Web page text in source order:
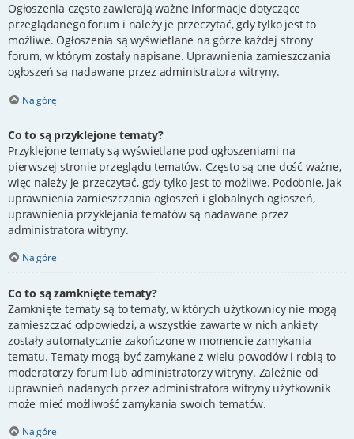
Ogłoszenia często zawierają ważne informacje dotyczące
przeglądanego forum i należy je przeczytać, gdy tylko jest to
możliwe. Ogłoszenia są wyświetlane na górze każdej strony
forum, w którym zostały napisane. Uprawnienia zamieszczania
ogłoszeń są nadawane przez administratora witryny.
Na górę
Co to są przyklejone tematy?
Przyklejone tematy są wyświetlane pod ogłoszeniami na
pierwszej stronie przeglądu tematów. Często są one dość ważne,
więc należy je przeczytać, gdy tylko jest to możliwe. Podobnie, jak
uprawnienia zamieszczania ogłoszeń i globalnych ogłoszeń,
uprawnienia przyklejania tematów są nadawane przez
administratora witryny.
Na górę
Co to są zamknięte tematy?
Zamknięte tematy są to tematy, w których użytkownicy nie mogą
zamieszczać odpowiedzi, a wszystkie zawarte w nich ankiety
zostały automatycznie zakończone w momencie zamykania
tematu. Tematy mogą być zamykane z wielu powodów i robią to
moderatorzy forum lub administratorzy witryny. Zależnie od
uprawnień nadanych przez administratora witryny użytkownik
może mieć możliwość zamykania swoich tematów.
Na górę